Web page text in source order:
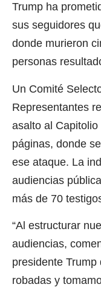
Trump ha
sus seguidores
donde murieron
personas
Un Comité
Representantes
asalto al
páginas, donde
ese ataque. La
audiencias
más de 70
“Al estructurar
audiencias,
presidente
robadas y